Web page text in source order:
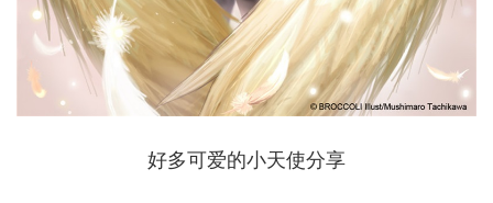
好多可爱的小天使分享